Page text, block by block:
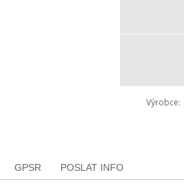
Výrobce
GPSR POSLAT INFO